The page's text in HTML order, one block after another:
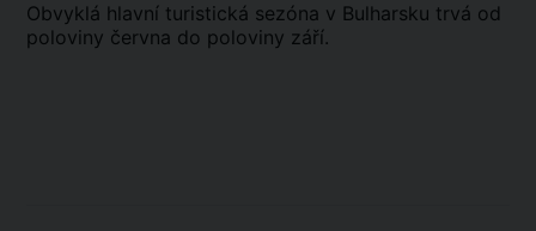
Obvyklá hlavní turistická sezóna v Bulharsku trvá od
poloviny června do poloviny září.